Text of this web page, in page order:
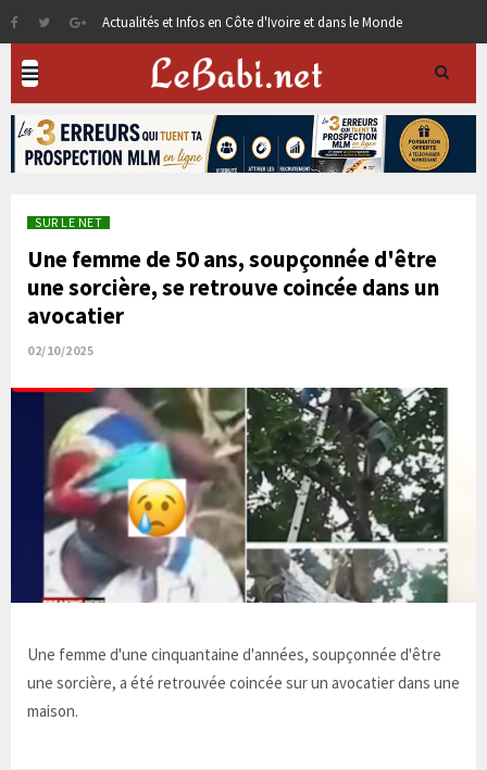
Actualités et Infos en Côte d'Ivoire et dans le Monde
SUR LE NET
Une femme de 50 ans, soupçonnée d'être
une sorcière, se retrouve coincée dans un
avocatier
02/10/2025
Une femme d'une cinquantaine d'années, soupçonnée d'être
une sorcière, a été retrouvée coincée sur un avocatier dans une
maison.